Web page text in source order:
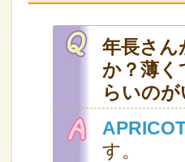
年長さん
か？薄く
らいの
す。